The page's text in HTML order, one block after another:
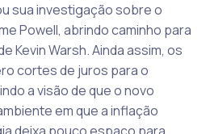
sua investigação sobre o
Powell, abrindo caminho para
Kevin Warsh. Ainda assim, os
cortes de juros para o
a visão de que o novo
em que a inflação